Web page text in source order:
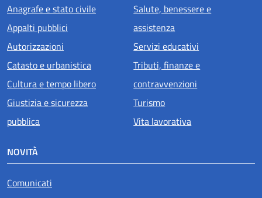
Anagrafe e stato civile
Appalti pubblici
Autorizzazioni
Catasto e urbanistica
Cultura e tempo libero
Giustizia e sicurezza
pubblica
Salute, benessere e
assistenza
Servizi educativi
Tributi, finanze e
contravvenzioni
Turismo
Vita lavorativa
NOVITÀ
Comunicati